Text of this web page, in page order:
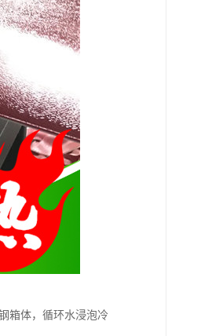
箱体，循环水浸泡冷